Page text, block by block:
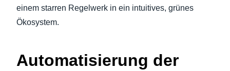
einem starren Regelwerk in ein intuitives, grünes
Ökosystem.
Automatisierung der